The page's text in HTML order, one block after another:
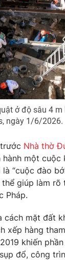
lai
Podcast
ở độ sâu 4 m
ngày 1/6/2026.
Nhà thờ
một cuộc
“cuộc đào
giúp làm rõ
Pháp.
cách mặt đất
xếp hàng
khiến
đổ, công